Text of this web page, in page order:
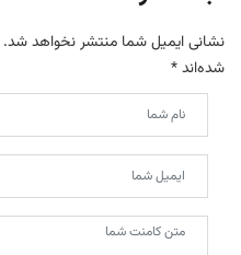
نشانی ایمیل شما منتشر نخواهد شد.
شده‌اند*